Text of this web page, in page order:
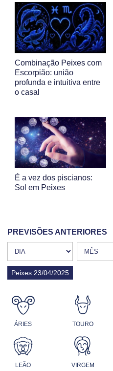
Combinação Peixes com
Escorpião: união
profunda e intuitiva entre
o casal
É a vez dos piscianos:
Sol em Peixes
PREVISÕES ANTERIORES
Peixes 23/04/2025
ÁRIES TOURO
LEÃO VIRGEM